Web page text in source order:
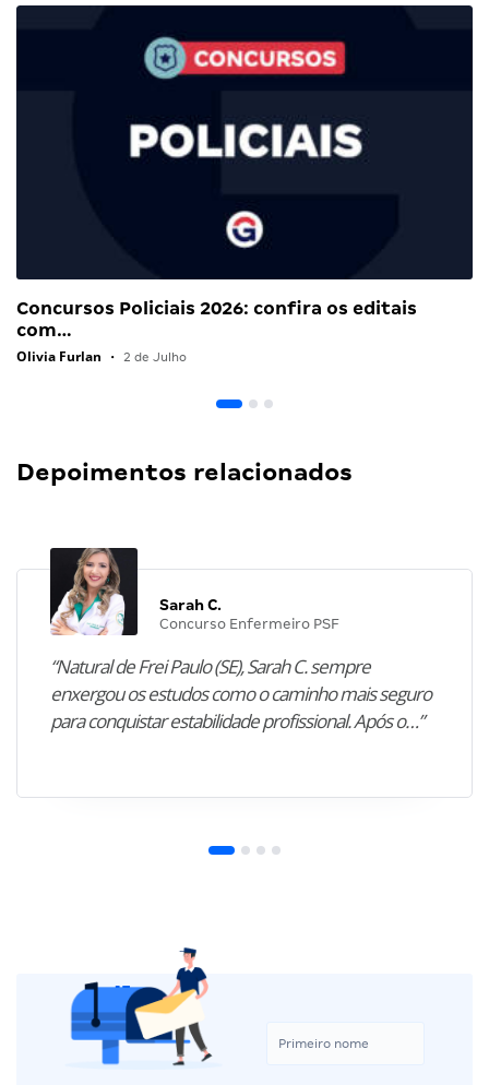
Concursos Policiais 2026: confira os editais
com…
Olivia Furlan • 2 de Julho
Depoimentos relacionados
Sarah C.
Concurso Enfermeiro PSF
“Natural de Frei Paulo (SE), Sarah C. sempre
enxergou os estudos como o caminho mais seguro
para conquistar estabilidade profissional. Após o…”